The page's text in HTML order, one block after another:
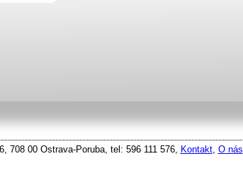
708 00 Ostrava-Poruba, tel: 596 111 576, Kontakt, O nás